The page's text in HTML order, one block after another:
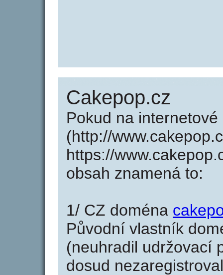
Cakepop.cz
Pokud na
(http://
https://
obsah znamená to:
1/ CZ doména
Původní vlastník
(neuhradil udržovací
dosud